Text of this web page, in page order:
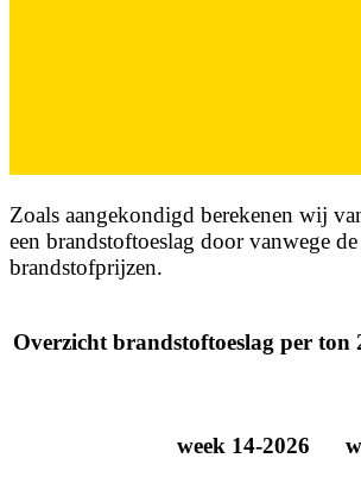
Zoals aangekondigd berekenen wij
een brandstoftoeslag door vanwege de
brandstofprijzen.
Overzicht brandstoftoeslag per ton
week 14-2026